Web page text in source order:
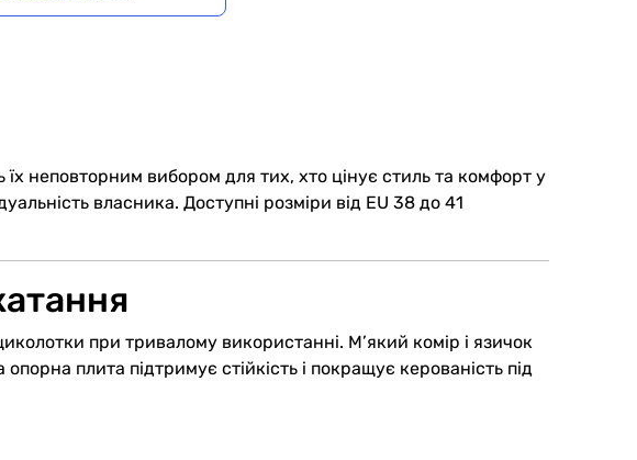
неповторним вибором для тих, хто цінує стиль та комфорт у
власника. Доступні розміри від EU 38 до 41
при тривалому використанні. М’який комір і язичок
плита підтримує стійкість і покращує керованість під